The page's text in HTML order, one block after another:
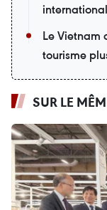
Le Vietnam
tourisme
SUR LE